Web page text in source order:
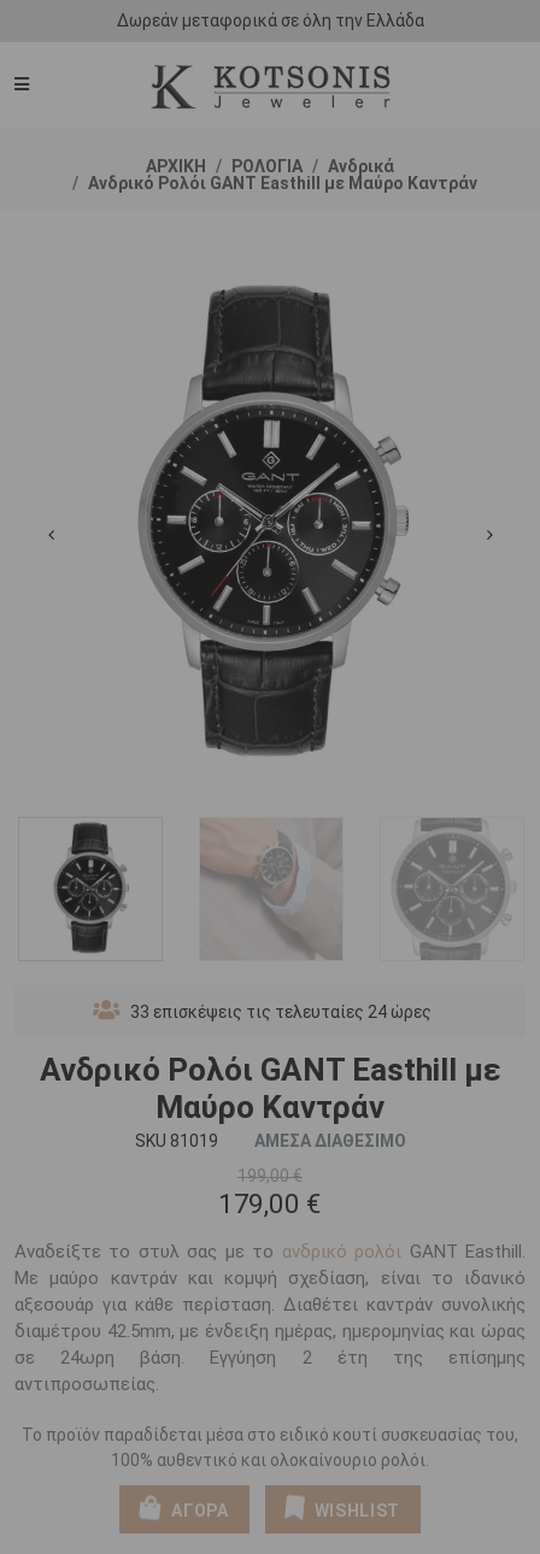
Δωρεάν μεταφορικά σε όλη την Ελλάδα
ΑΡΧΙΚΗ ΡΟΛΟΓΙΑ
Ανδρικά
Ανδρικό Ρολόι GANT Easthill με Μαύρο Καντράν
33 επισκέψεις τις τελευταίες 24 ώρες
Ανδρικό Ρολόι GANT Easthill με
Μαύρο Καντράν
SKU 81019
ΑΜΕΣΑ ΔΙΑΘΕΣΙΜΟ
199,00 €
179,00 €
Αναδείξτε το στυλ σας με το ανδρικό ρολόι GANT Easthill.
Με μαύρο καντράν και κομψή σχεδίαση, είναι το ιδανικό
αξεσουάρ για κάθε περίσταση. Διαθέτει καντράν συνολικής
διαμέτρου 42.5mm, με ένδειξη ημέρας, ημερομηνίας και ώρας
σε 24ωρη βάση. Εγγύηση 2 έτη της επίσημης
αντιπροσωπείας.
Το προϊόν παραδίδεται μέσα στο ειδικό κουτί συσκευασίας του,
100% αυθεντικό και ολοκαίνουριο ρολόι.
ΑΓΟΡΑ WISHLIST